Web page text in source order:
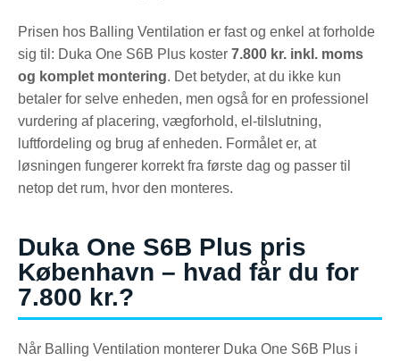
Prisen hos Balling Ventilation er fast og enkel at forholde
sig til: Duka One S6B Plus koster 7.800 kr. inkl. moms
og komplet montering. Det betyder, at du ikke kun
betaler for selve enheden, men også for en professionel
vurdering af placering, vægforhold, el-tilslutning,
luftfordeling og brug af enheden. Formålet er, at
løsningen fungerer korrekt fra første dag og passer til
netop det rum, hvor den monteres.
Duka One S6B Plus pris
København – hvad får du for
7.800 kr.?
Når Balling Ventilation monterer Duka One S6B Plus i